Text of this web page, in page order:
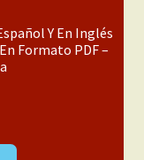
Y En Inglés
Formato PDF –